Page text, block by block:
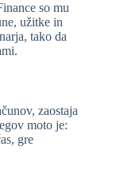
so mu
užitke in
tako da
zaostaja
moto je:
gre